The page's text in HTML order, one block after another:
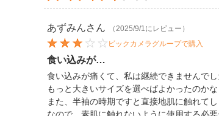
あずみんさん
（2025/9/1にレビュー）
ビックカメラグループで購入
食い込みが…
食い込みが痛くて、私は継続できませんでし
もっと大きいサイズを選べばよかったのかな
また、半袖の時期ですと直接地肌に触れて